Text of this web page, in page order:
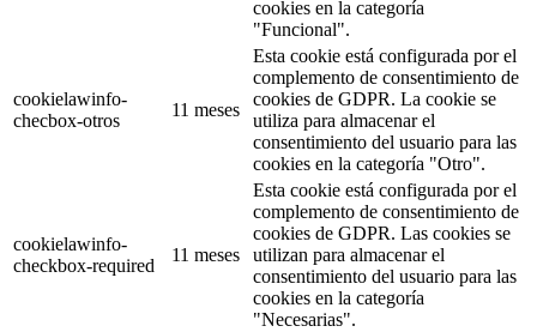
cookies en la categoría
"Funcional".
cookielawinfo-
checbox-otros
11 meses
Esta cookie está configurada por el
complemento de consentimiento de
cookies de GDPR. La cookie se
utiliza para almacenar el
consentimiento del usuario para las
cookies en la categoría "Otro".
cookielawinfo-
checkbox-required
11 meses
Esta cookie está configurada por el
complemento de consentimiento de
cookies de GDPR. Las cookies se
utilizan para almacenar el
consentimiento del usuario para las
cookies en la categoría
"Necesarias".